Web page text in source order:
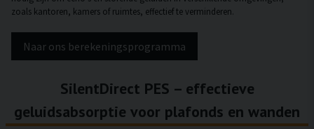
zoals kantoren, kamers of ruimtes, effectief te verminderen.
Naar ons berekeningsprogramma
SilentDirect PES – effectieve
geluidsabsorptie voor plafonds en wanden